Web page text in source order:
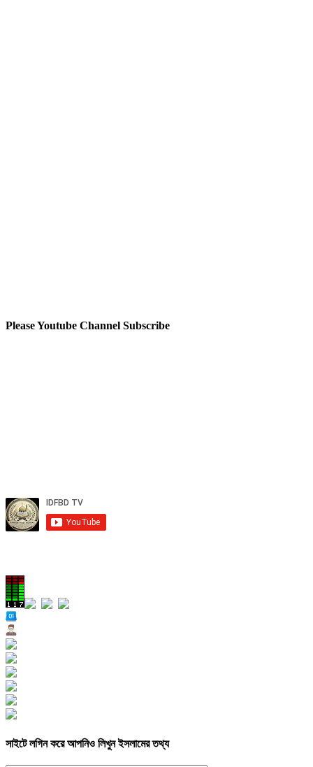
Please Youtube Channel Subscribe
সাইটে লগিন করে আপনিও লিখুন ইসলামের তথ্য